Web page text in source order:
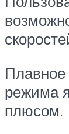
Плавное
режима
плюсом.